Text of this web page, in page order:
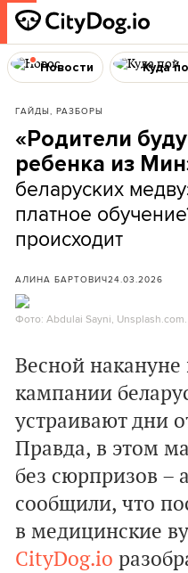
Новости Куда
ГАЙДЫ, РАЗБОРЫ
«Родители
ребенка из
беларуских
платное
происходит
АЛИНА БАРТОВИЧ24.03.2026
Фото: Abdulai Sayni, Unsplash.com.
Весной накануне
кампании
устраивают дни
Правда, в этом
без сюрпризов –
сообщили, что
в медицинские
CityDog.io